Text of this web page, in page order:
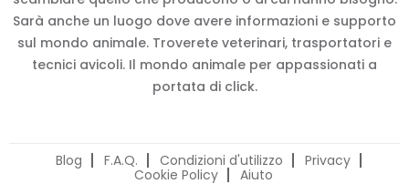
Sarà anche un luogo dove avere informazioni e supporto
sul mondo animale. Troverete veterinari, trasportatori e
tecnici avicoli. Il mondo animale per appassionati a
portata di click.
Blog F.A.Q. Condizioni d'utilizzo
Privacy
Cookie Policy
Aiuto